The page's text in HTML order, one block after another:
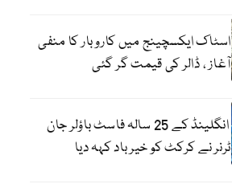
اسٹاک ایکسچینج میں کاروبار کا منفی
آغاز ، ڈالر کی قیمت گر گئی
انگلینڈ کے 25 سالہ فاسٹ باؤلر جان
ٹرنر نے کرکٹ کو خیر باد کہہ دیا